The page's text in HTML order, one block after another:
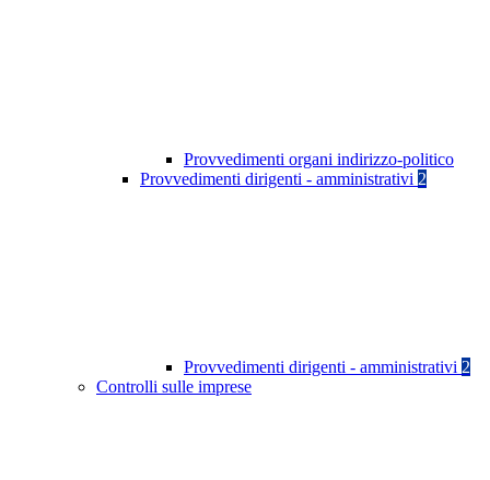
Provvedimenti organi indirizzo-politico
Provvedimenti dirigenti - amministrativi 2
Provvedimenti dirigenti - amministrativi 2
Controlli sulle imprese